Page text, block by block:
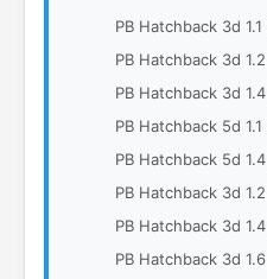
PB Hatchback 3d 1.1
PB Hatchback 3d 1.2
PB Hatchback 3d 1.4
PB Hatchback 5d 1.1
PB Hatchback 5d 1.4
PB Hatchback 3d 1.2
PB Hatchback 3d 1.4
PB Hatchback 3d 1.6